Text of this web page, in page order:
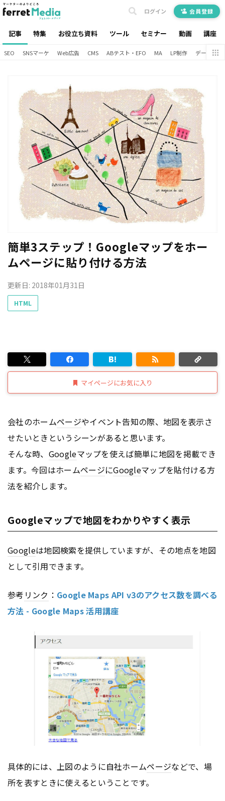
記事 特集 お役立ち資料 ツール セミナー 動画 講座
ログイン 会員登録
SEO SNSマーケ Web広告 CMS ABテスト・EFO MA LP制作 データ分析
簡単3ステップ！Googleマップをホー
ムページに貼り付ける方法
更新日: 2018年01月31日
HTML
マイページにお気に入り
会社のホームページやイベント告知の際、地図を表示さ
せたいときというシーンがあると思います。
そんな時、 Googleマップを使えば簡単に地図を掲載でき
ます。今回はホームページにGoogleマップを貼付ける方
法を紹介します。
Googleマップで地図をわかりやすく表示
Googleは地図検索を提供していますが、その地点を地図
として引用できます。
参考 リンク ： Google Maps API v3のアクセス数を調べる
方法 - Google Maps 活用講座
具体的には、上図のように自社ホームページなどで、場
所を表すときに使えるということです。